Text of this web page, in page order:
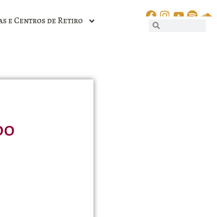
e Centros de Retiro